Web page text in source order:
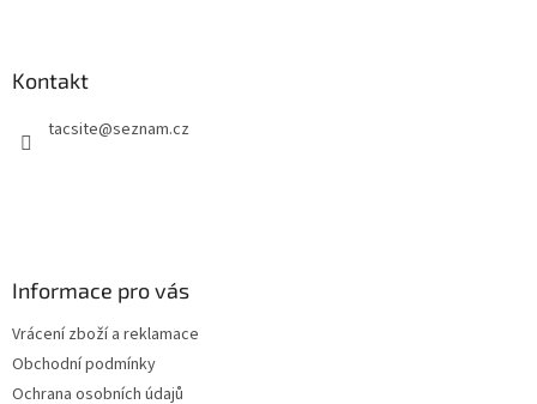
Kontakt
tacsite@seznam.cz
Informace pro vás
Vrácení zboží a reklamace
Obchodní podmínky
Ochrana osobních údajů